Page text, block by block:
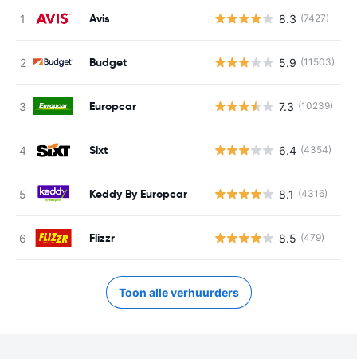
Avis 8.3 (7427)
Budget 5.9 (11503)
Europcar 7.3 (10239)
Sixt 6.4 (4354)
Keddy By Europcar 8.1 (4316)
Flizzr 8.5 (479)
Toon alle verhuurders